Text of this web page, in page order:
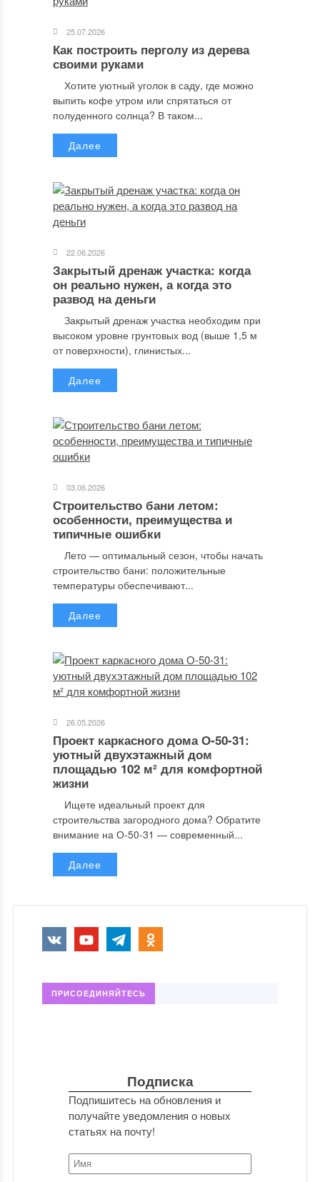
25.07.2026
Как построить перголу из дерева
своими руками
Хотите уютный уголок в саду, где можно
выпить кофе утром или спрятаться от
полуденного солнца? В таком...
Далее
22.06.2026
Закрытый дренаж участка: когда
он реально нужен, а когда это
развод на деньги
Закрытый дренаж участка необходим при
высоком уровне грунтовых вод (выше 1,5 м
от поверхности), глинистых...
Далее
03.06.2026
Строительство бани летом:
особенности, преимущества и
типичные ошибки
Лето — оптимальный сезон, чтобы начать
строительство бани: положительные
температуры обеспечивают...
Далее
26.05.2026
Проект каркасного дома О-50-31:
уютный двухэтажный дом
площадью 102 м² для комфортной
жизни
Ищете идеальный проект для
строительства загородного дома? Обратите
внимание на О-50-31 — современный...
Далее
ПРИСОЕДИНЯЙТЕСЬ
Подписка
Подпишитесь на обновления и
получайте уведомления о новых
статьях на почту!